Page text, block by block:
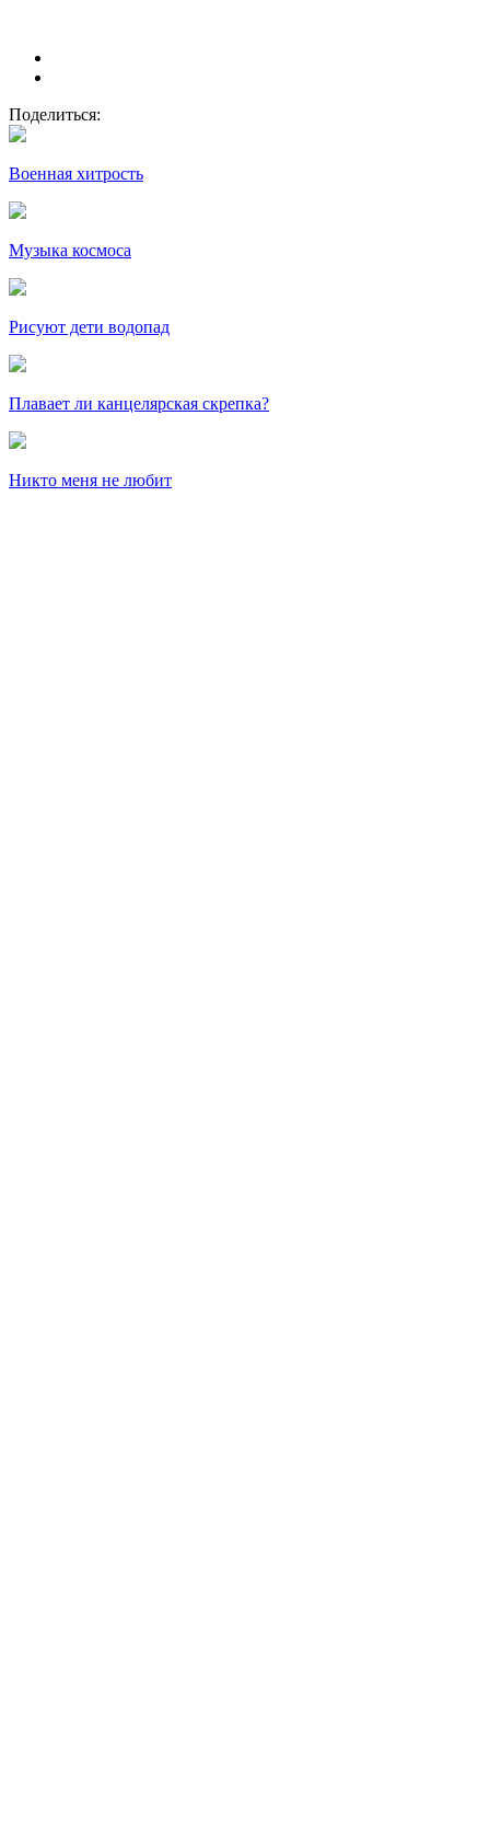
Поделиться:
Военная хитрость
Музыка космоса
Рисуют дети водопад
Плавает ли канцелярская скрепка?
Никто меня не любит